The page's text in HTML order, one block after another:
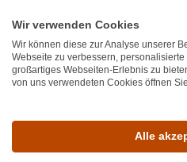
Wir verwenden Cookies
Wir können diese zur Analyse unserer
Webseite zu verbessern,
großartiges Webseiten-Erlebnis zu
von uns verwendeten Cookies öffnen
Alle